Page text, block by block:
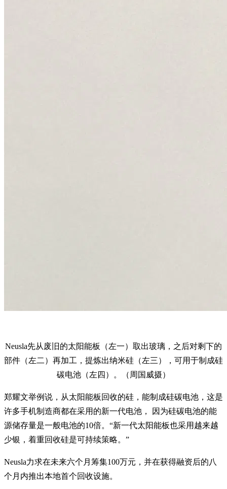
Neusla先从废旧的太阳能板（左一）取出玻璃，之后对剩下的
部件（左二）再加工，提炼出纳米硅（左三），可用于制成硅
碳电池（左四）。（周国威摄）
郑耀文举例说，从太阳能板回收的硅，能制成硅碳电池，这是
许多手机制造商都在采用的新一代电池， 因为硅碳电池的能
源储存量是一般电池的10倍。“新一代太阳能板也采用越来越
少银，着重回收硅是可持续策略。”
Neusla力求在未来六个月筹集100万元，并在获得融资后的八
个月内推出本地首个回收设施。